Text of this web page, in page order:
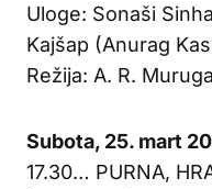
Uloge: Sonaši
Kajšap (Anurag
Režija: A. R.
Subota, 25. mart
17.30… PURNA,